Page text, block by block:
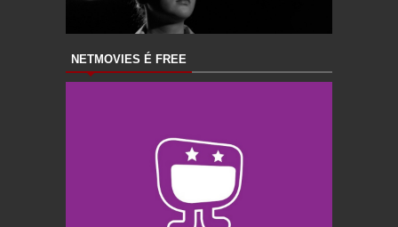
NETMOVIES É FREE